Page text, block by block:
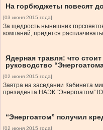
На горбюджеты повесят
[03 июня 2015 года]
За щедрость нынешних
компаний, придется
Ядерная травля: что
руководство
[02 июня 2015 года]
Завтра на заседании Кабинета
президента НАЭК “Энергоатом”
“Энергоатом” получил
[02 июня 2015 года]